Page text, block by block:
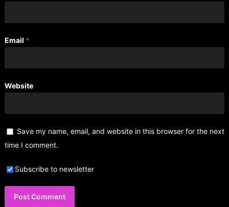
Email *
Website
Save my name, email, and website in this browser for the next
time I comment.
Subscribe to newsletter